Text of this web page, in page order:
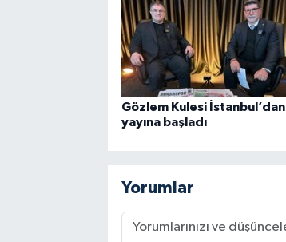
Gözlem Kulesi İstanbul’dan
yayına başladı
Yorumlar